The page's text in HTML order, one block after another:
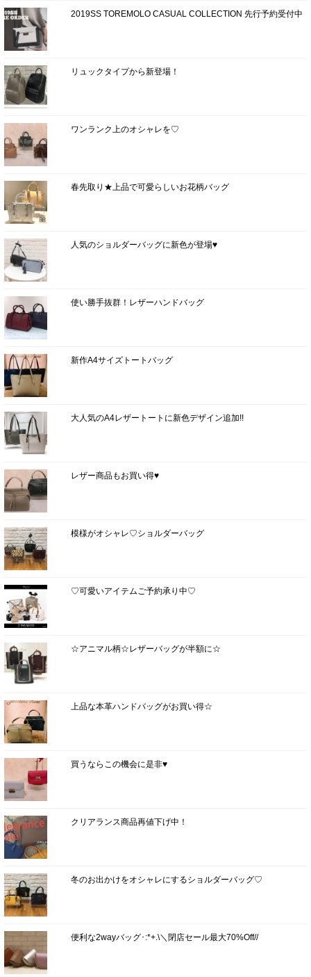
2019SS TOREMOLO CASUAL COLLECTION 先行予約受付中
リュックタイプから新登場！
ワンランク上のオシャレを♡
春先取り★上品で可愛らしいお花柄バッグ
人気のショルダーバッグに新色が登場♥
使い勝手抜群！レザーハンドバッグ
新作A4サイズトートバッグ
大人気のA4レザートートに新色デザイン追加!!
レザー商品もお買い得♥
模様がオシャレ♡ショルダーバッグ
♡可愛いアイテムご予約承り中♡
☆アニマル柄☆レザーバッグが半額に☆
上品な本革ハンドバッグがお買い得☆
買うならこの機会に是非♥
クリアランス商品再値下げ中！
冬のお出かけをオシャレにするショルダーバッグ♡
便利な2wayバッグ･:*+.\＼閉店セール最大70%Off//